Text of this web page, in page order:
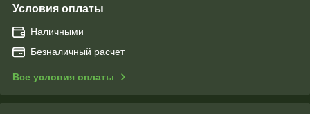
Условия оплаты
Наличными
Безналичный расчет
Все условия оплаты